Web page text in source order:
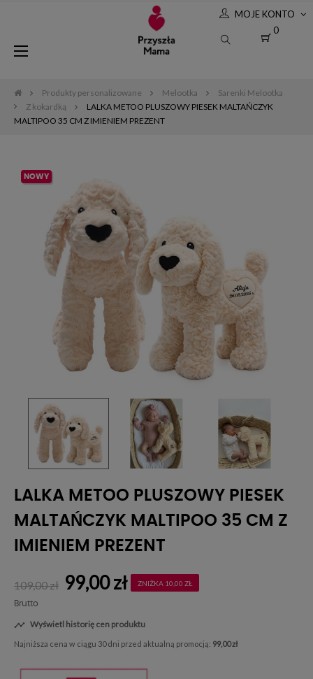
MOJE KONTO
0
Toggle
☰
Produkty personalizowane Melootka
Sarenki Melootka
Z kokardką
LALKA METOO PLUSZOWY PIESEK MALTAŃCZYK
MALTIPOO 35 CM Z IMIENIEM PREZENT
NOWY
LALKA METOO PLUSZOWY PIESEK
MALTAŃCZYK MALTIPOO 35 CM Z
IMIENIEM PREZENT
109,00 zł 99,00 zł ZNIŻKA 10,00 ZŁ
Brutto
 Wyświetl historię cen produktu
Najniższa cena w ciągu 30 dni przed aktualną promocją: 99,00 zł